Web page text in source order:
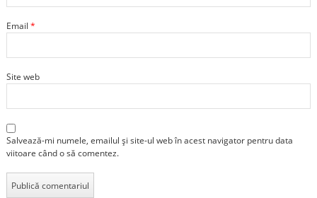
Email *
Site web
Salvează-mi numele, emailul și site-ul web în acest navigator pentru data
viitoare când o să comentez.